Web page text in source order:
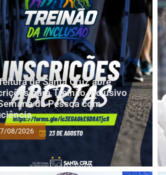
de Santa Cruz abre
para Treinão Inclusivo
da Pessoa com
08/2026